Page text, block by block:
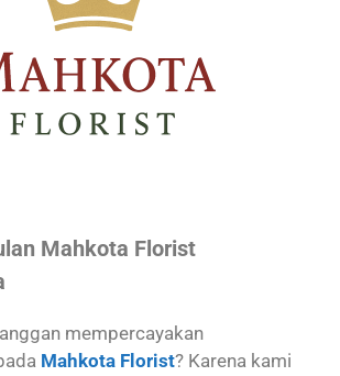
Mahkota Florist
mempercayakan
Mahkota Florist? Karena kami